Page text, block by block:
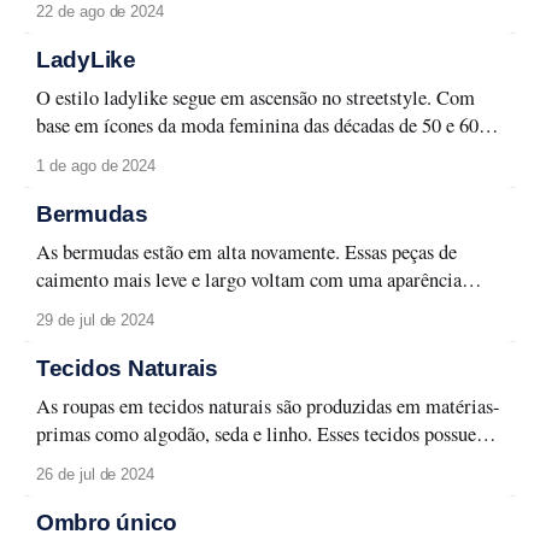
mantêm uma aparência muito elegante, tendo sido
iconizadas por inúmeras maisons e personalidades ao longo
22 de ago de 2024
LadyLike
O estilo ladylike segue em ascensão no streetstyle. Com
base em ícones da moda feminina das décadas de 50 e 60,
esse estilo se propõe a ser uma forte expressão de
feminilidade com muito charme e delicadeza. Possui uma
aparência elegante que se mostra aplicável em escolhas
1 de ago de 2024
Bermudas
As bermudas estão em alta novamente. Essas peças de
caimento mais leve e largo voltam com uma aparência
repaginada, se adequando a tendência comfy que se
espalhou nos últimos anos. São peças que se provaram
muito versáteis nas últimas estações, podendo ser aplicadas
29 de jul de 2024
Tecidos Naturais
As roupas em tecidos naturais são produzidas em matérias-
primas como algodão, seda e linho. Esses tecidos possuem
muita fluidez e leveza, além de proporcionarem imensa
durabilidade à peça. Por serem de origem natural,
apresentam um caimento solto e orgânico muito desejável
26 de jul de 2024
Ombro único